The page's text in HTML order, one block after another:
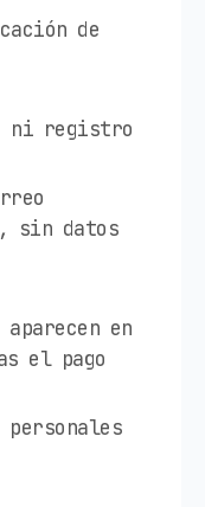
de
ni registro
sin datos
en
el pago
personales